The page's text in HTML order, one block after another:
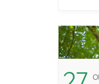
(Die